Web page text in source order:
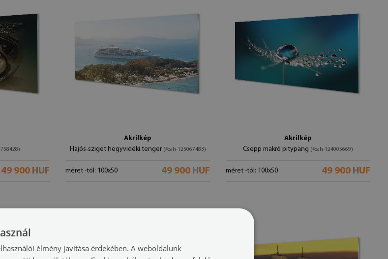
49 900 HUF
Akrilkép
Hajós-sziget hegyvidéki tenger (#oah-125067483)
méret -tól: 100x50 49 900 HUF
Akrilkép
Csepp makró pitypang (#oah-124005669)
méret -tól: 100x50 49 900 HUF
élmény javítása érdekében. A weboldalunk